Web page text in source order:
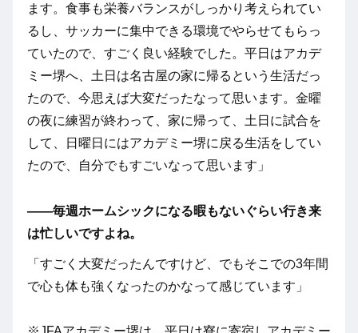
ます。食事も栄養バランスがしっかり考えられてい
るし、サッカーに集中できる環境でやらせてもらっ
ていたので、すごく良い経験でした。平日はアカデ
ミー堺へ、土日は名古屋の家に帰るという生活だっ
たので、今思えば大変だったなって思います。金曜
の夜に練習が終わって、家に帰って、土日に試合を
して、日曜日にはアカデミー堺に戻る生活をしてい
たので、自分でもすごいなって思います」
――毎週ホームシックになる暇もないぐらい行き来
は忙しいですよね。
「すごく大変だったんですけど、でもそこでの3年間
で心も体も強くなったのかなって感じています」